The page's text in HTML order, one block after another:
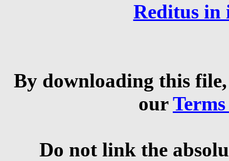
Reditus in
By downloading this
our
Do not link the